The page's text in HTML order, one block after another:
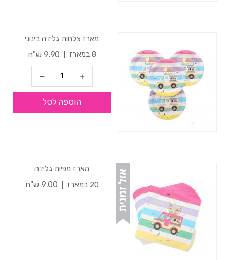
מארז צלחות גלידה בינוני
8 במארז
9.90 ש"ח
הוספה לסל
מארז מפיות גלידה
20 במארז
9.00 ש"ח